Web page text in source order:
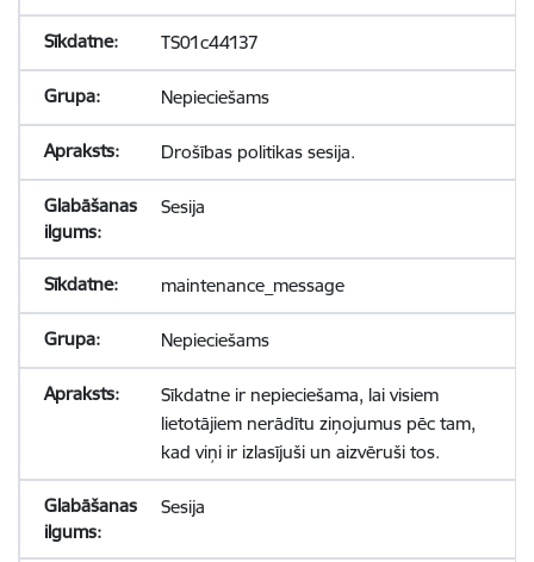
TS01c44137
Nepieciešams
Drošības politikas sesija.
Sesija
maintenance_message
Nepieciešams
Sīkdatne ir nepieciešama, lai visiem
lietotājiem nerādītu ziņojumus pēc tam,
kad viņi ir izlasījuši un aizvēruši tos.
Sesija